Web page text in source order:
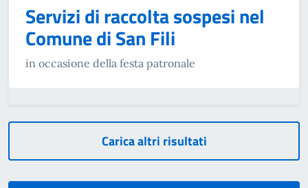
Servizi di raccolta sospesi nel
Comune di San Fili
in occasione della festa patronale
Carica altri risultati